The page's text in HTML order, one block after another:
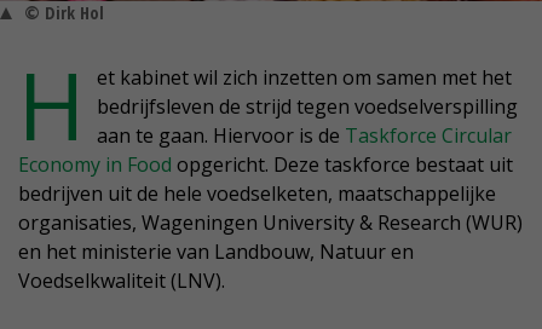
© Dirk Hol
H
et kabinet wil zich inzetten om samen met het
bedrijfsleven de strijd tegen voedselverspilling
aan te gaan. Hiervoor is de Taskforce Circular
Economy in Food opgericht. Deze taskforce bestaat uit
bedrijven uit de hele voedselketen, maatschappelijke
organisaties, Wageningen University & Research (WUR)
en het ministerie van Landbouw, Natuur en
Voedselkwaliteit (LNV).